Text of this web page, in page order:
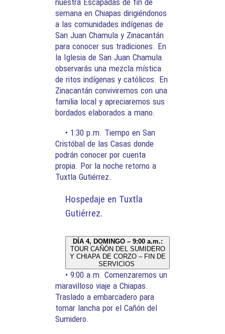
semana en Chiapas dirigiéndonos
a las comunidades indígenas de
San Juan Chamula y Zinacantán
para conocer sus tradiciones. En
la Iglesia de San Juan Chamula
observarás una mezcla mística
de ritos indígenas y católicos. En
Zinacantán conviviremos con una
familia local y apreciaremos sus
bordados elaborados a mano.
• 1:30 p.m. Tiempo en San
Cristóbal de las Casas donde
podrán conocer por cuenta
propia. Por la noche retorno a
Tuxtla Gutiérrez.
Hospedaje en Tuxtla
Gutiérrez.
DÍA 4, DOMINGO – 9:00 a.m.:
TOUR CAÑÓN DEL SUMIDERO
Y CHIAPA DE CORZO – FIN DE
SERVICIOS
• 9:00 a.m. Comenzaremos un
maravilloso viaje a Chiapas.
Traslado a embarcadero para
tomar lancha por el Cañón del
Sumidero.